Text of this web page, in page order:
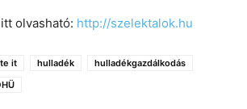
olvasható: http://szelektalok.hu
it hulladék
hulladékgazdálkodás